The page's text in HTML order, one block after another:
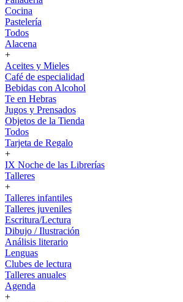
Cocina
Pastelería
Todos
Alacena
+
Aceites y Mieles
Café de especialidad
Bebidas con Alcohol
Te en Hebras
Jugos y Prensados
Objetos de la Tienda
Todos
Tarjeta de Regalo
+
IX Noche de las Librerías
Talleres
+
Talleres infantiles
Talleres juveniles
Escritura/Lectura
Dibujo / Ilustración
Análisis literario
Lenguas
Clubes de lectura
Talleres anuales
Agenda
+